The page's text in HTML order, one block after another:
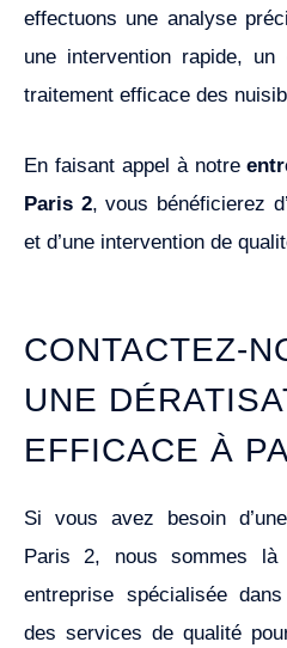
effectuons une analyse
une intervention rapide,
traitement efficace des
En faisant appel à notre
Paris 2, vous bénéficierez
et d’une intervention de
CONTACTEZ-
UNE
EFFICACE À
Si vous avez besoin
Paris 2, nous sommes là
entreprise spécialisée
des services de qualité